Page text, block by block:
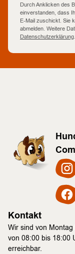
Durch Anklicken des
einverstanden, dass
E-Mail zuschickt. Sie
abmelden. Weitere
Datenschutzerklärung.
Kontakt
Wir sind von
von 08:00 bis 18:00
erreichbar.